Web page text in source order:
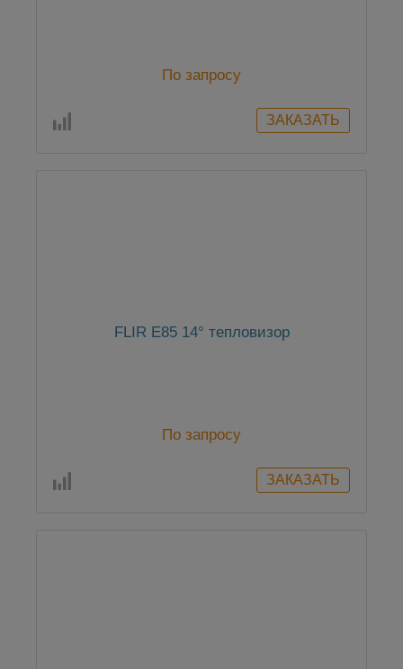
По запросу
FLIR E85 14° тепловизор
По запросу